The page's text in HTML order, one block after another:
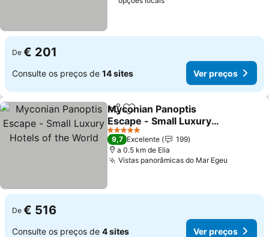
De € 201
Consulte os preços de 14 sites Ver preços
PartilharAdicionar aos favoritos
Myconian Panoptis
Escape - Small Luxury
Hotels of the World
5 Estrelas
9,7 Excelente
199
a 0.5 km de Elia
Vistas panorâmicas do Mar Egeu
De € 516
Consulte os preços de 4 sites Ver preços